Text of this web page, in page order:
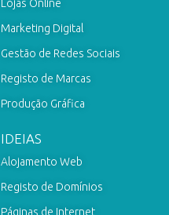
Lojas Online
Marketing Digital
Gestão de Redes Sociais
Registo de Marcas
Produção Gráfica
IDEIAS
Alojamento Web
Registo de Domínios
Páginas de Internet